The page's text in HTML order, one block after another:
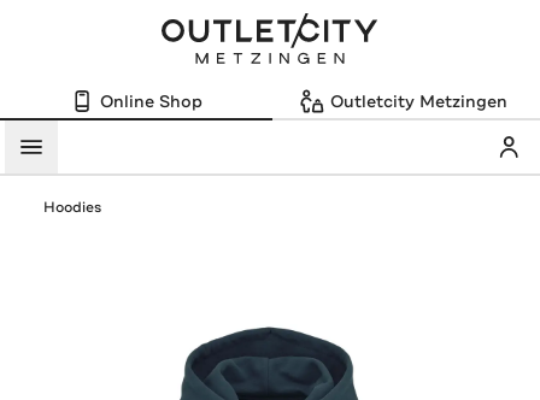
Online Shop Outletcity Metzingen
Menü
Hoodies